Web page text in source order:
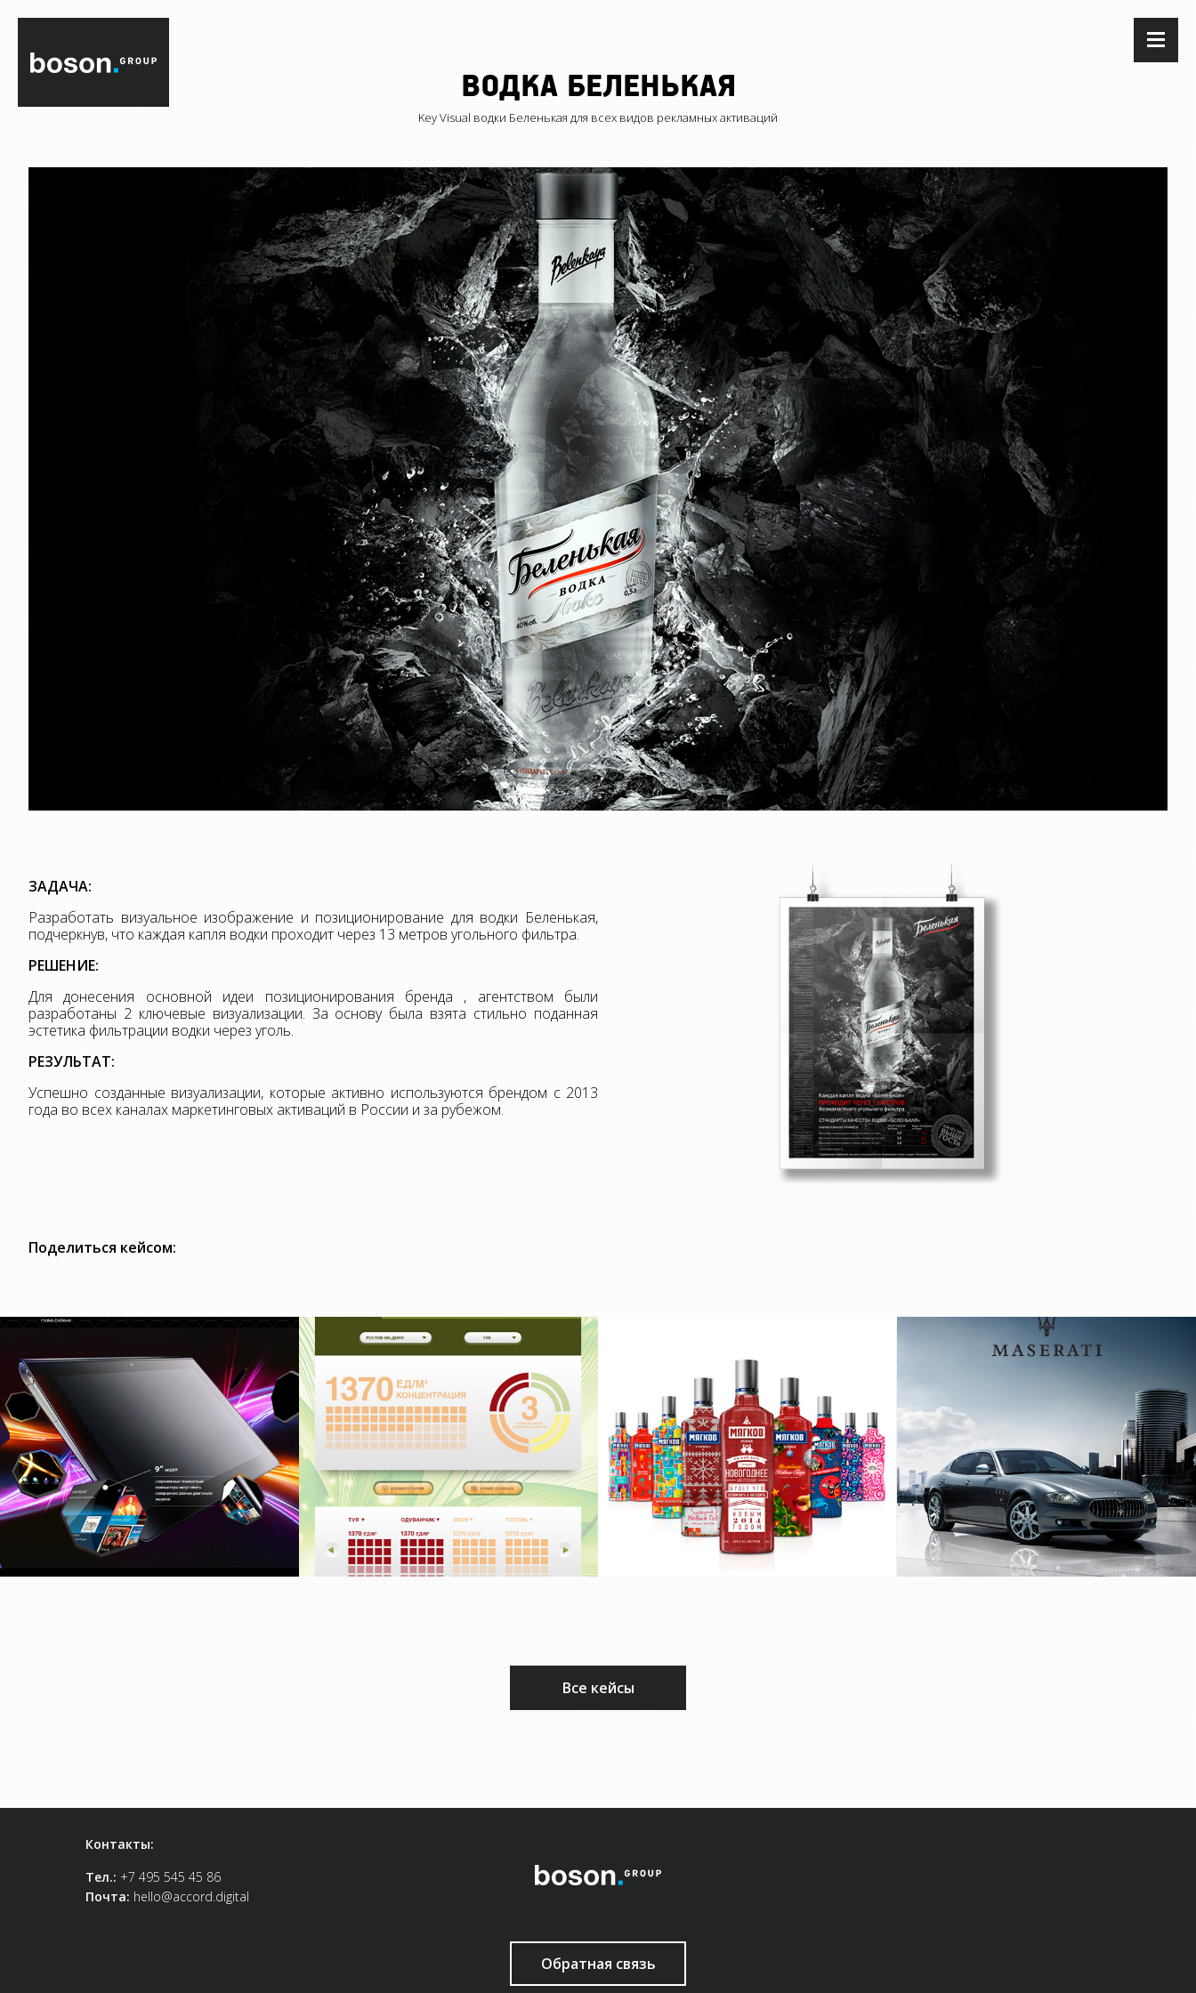
ВОДКА БЕЛЕНЬКАЯ
Key Visual водки Беленькая для всех видов рекламных активаций
ЗАДАЧА:
Разработать визуальное изображение и позиционирование для водки Беленькая,
подчеркнув, что каждая капля водки проходит через 13 метров угольного фильтра.
РЕШЕНИЕ:
Для донесения основной идеи позиционирования бренда , агентством были
разработаны 2 ключевые визуализации. За основу была взята стильно поданная
эстетика фильтрации водки через уголь.
РЕЗУЛЬТАТ:
Успешно созданные визуализации, которые активно используются брендом с 2013
года во всех каналах маркетинговых активаций в России и за рубежом.
Поделиться кейсом:
Все кейсы
Контакты:
Тел.: +7 495 545 45 86
Почта: hello@accord.digital
Обратная связь